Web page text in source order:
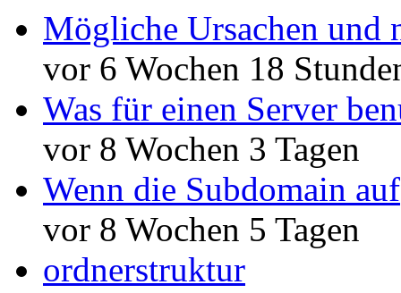
Mögliche Ursachen und
vor 6 Wochen 18
Was für einen Server
vor 8 Wochen 3 Tagen
Wenn die Subdomain auf
vor 8 Wochen 5 Tagen
ordnerstruktur